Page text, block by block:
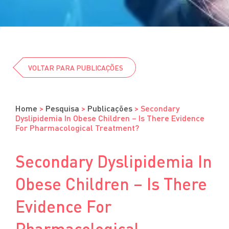
Cursos
Eventos
Clube da Revista
VOLTAR PARA PUBLICAÇÕES
Home > Pesquisa > Publicações > Secondary
Dyslipidemia In Obese Children – Is There Evidence
For Pharmacological Treatment?
Secondary Dyslipidemia In
Obese Children – Is There
Evidence For